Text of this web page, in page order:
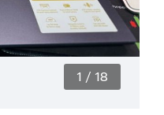
1 / 18